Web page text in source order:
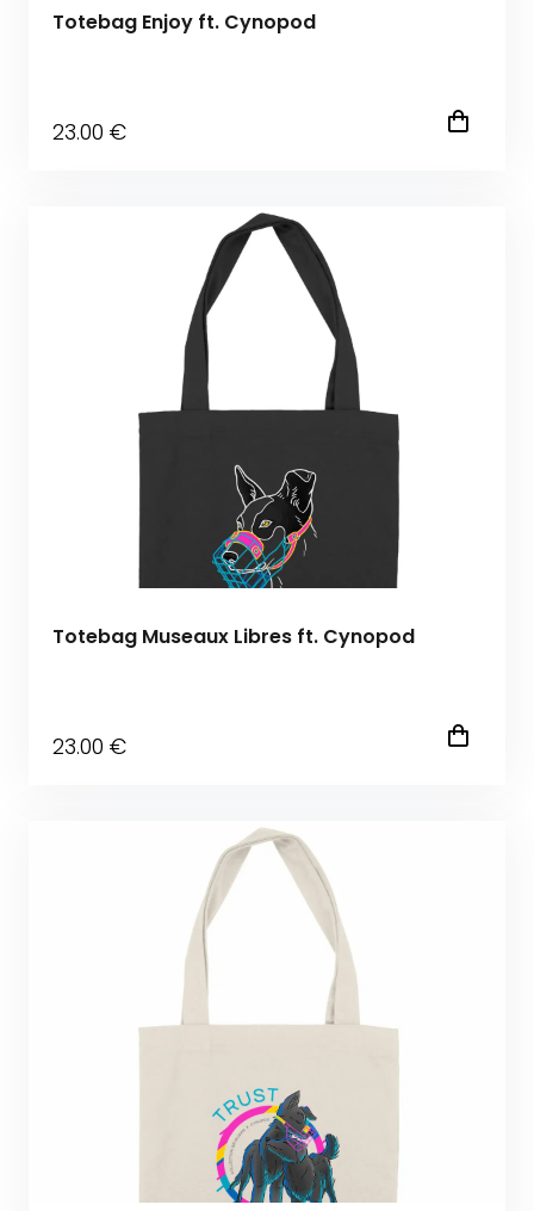
Totebag Enjoy ft. Cynopod
23.00 €
Totebag Museaux Libres ft. Cynopod
23.00 €